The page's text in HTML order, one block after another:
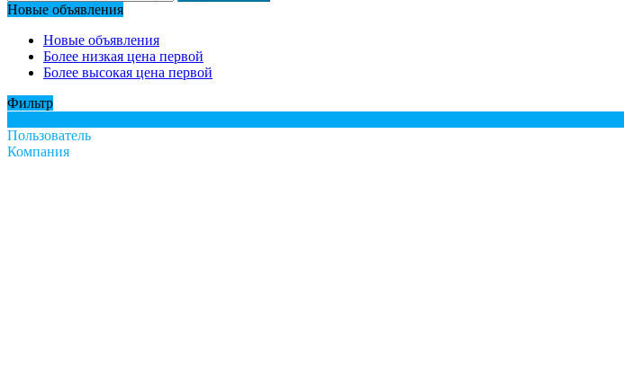
Новые объявления
Новые объявления
Более низкая цена первой
Более высокая цена первой
Фильтр
Пользователь
Компания